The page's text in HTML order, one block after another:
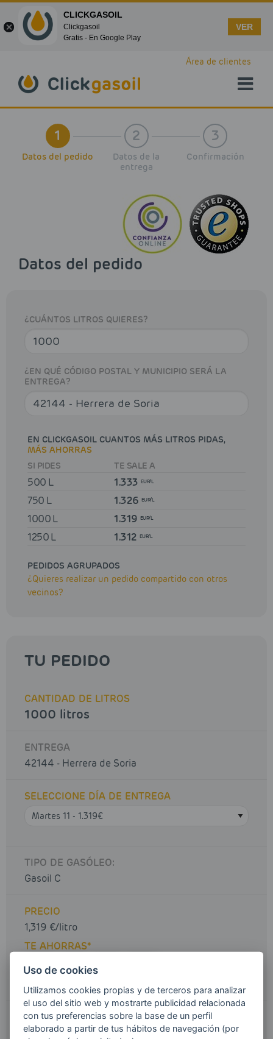
Área de clientes
1
Datos del pedido
2
Datos de la
entrega
3
Confirmación
Datos del pedido
¿CUÁNTOS LITROS QUIERES?
¿EN QUÉ CÓDIGO POSTAL Y MUNICIPIO SERÁ LA
ENTREGA?
EN CLICKGASOIL CUANTOS MÁS LITROS PIDAS,
MÁS AHORRAS
SI PIDES
TE SALE A
500 L 1.333 EUR/L
750 L 1.326 EUR/L
1000 L 1.319 EUR/L
1250 L 1.312 EUR/L
PEDIDOS AGRUPADOS
¿Quieres realizar un pedido compartido con otros
vecinos?
TU PEDIDO
CANTIDAD DE LITROS
1000 litros
ENTREGA
42144 - Herrera de Soria
SELECCIONE DÍA DE ENTREGA
TIPO DE GASÓLEO:
Gasoil C
PRECIO
1,319 €/litro
TE AHORRAS*
TOTAL 1.319,00€
Uso de cookies
Utilizamos cookies propias y de terceros para analizar
el uso del sitio web y mostrarte publicidad relacionada
con tus preferencias sobre la base de un perfil
elaborado a partir de tus hábitos de navegación (por
CLICKGASOIL
Clickgasoil
Gratis - En Google Play
VER